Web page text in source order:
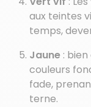
aux teintes
temps,
Jaune :
couleurs
fade,
terne.